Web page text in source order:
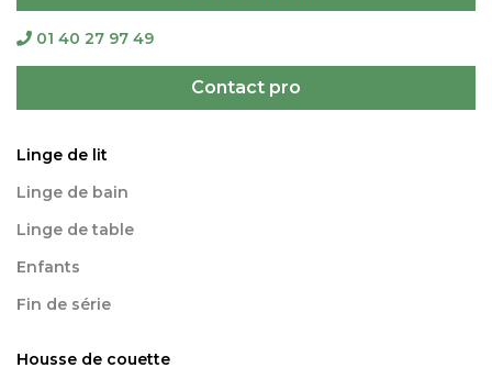
01 40 27 97 49
Contact pro
Linge de lit
Linge de bain
Linge de table
Enfants
Fin de série
Housse de couette